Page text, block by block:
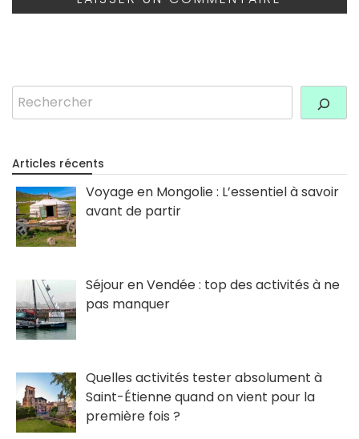
Rechercher
Articles récents
Voyage en Mongolie : L’essentiel à savoir
avant de partir
Séjour en Vendée : top des activités à ne
pas manquer
Quelles activités tester absolument à
Saint-Étienne quand on vient pour la
première fois ?